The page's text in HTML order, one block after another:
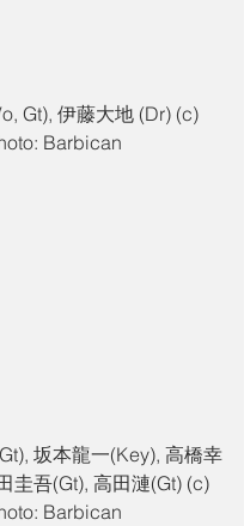
Barbican
坂本龍一(Key), 高橋幸
圭吾(Gt), 高田漣(Gt) (c)
Barbican